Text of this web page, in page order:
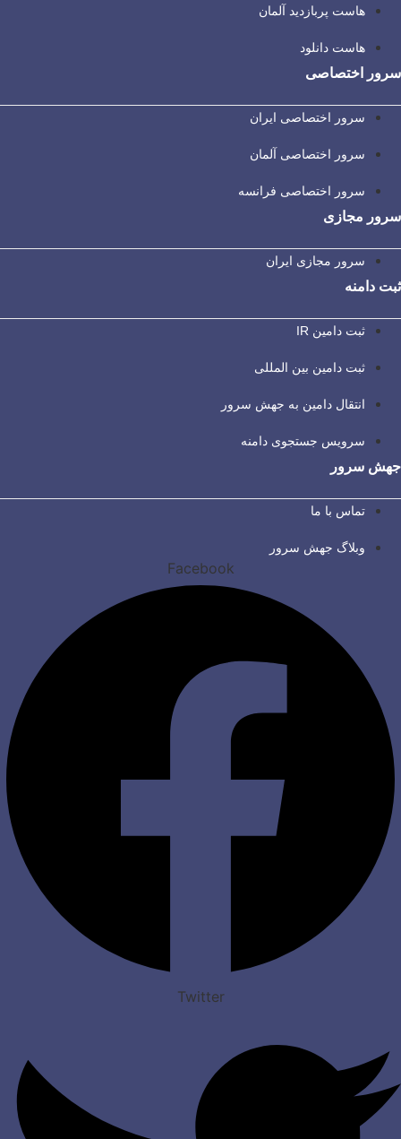
هاست پربازدید آلمان
هاست دانلود
سرور اختصاصی
سرور اختصاصی ایران
سرور اختصاصی آلمان
سرور اختصاصی فرانسه
سرور مجازی
سرور مجازی ایران
ثبت دامنه
ثبت دامین IR
ثبت دامین بین المللی
انتقال دامین به جهش سرور
سرویس جستجوی دامنه
جهش سرور
تماس با ما
وبلاگ جهش سرور
Facebook
Twitter